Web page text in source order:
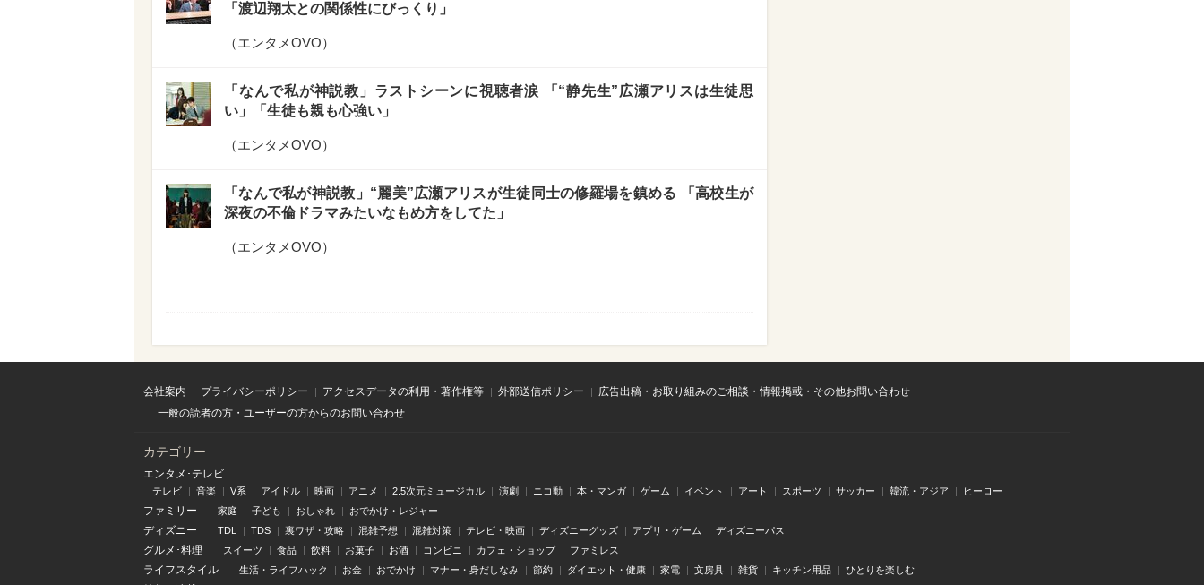
「渡辺翔太との関係性にびっくり」
（エンタメOVO）
「なんで私が神説教」ラストシーンに視聴者涙 「“静先生”広瀬アリスは生徒思
い」「生徒も親も心強い」
（エンタメOVO）
「なんで私が神説教」“麗美”広瀬アリスが生徒同士の修羅場を鎮める 「高校生が
深夜の不倫ドラマみたいなもめ方をしてた」
（エンタメOVO）
会社案内 プライバシーポリシー アクセスデータの利用・著作権等 外部送信ポリシー
広告出稿・お取り組みのご相談・情報掲載・その他お問い合わせ
一般の読者の方・ユーザーの方からのお問い合わせ
カテゴリー
エンタメ･テレビ
テレビ 音楽 V系 アイドル 映画 アニメ 2.5次元ミュージカル 演劇 ニコ動 本・マンガ ゲーム イベント アート スポーツ サッカー 韓流・アジア ヒーロー
ファミリー 家庭 子ども おしゃれ おでかけ・レジャー
ディズニー TDL TDS 裏ワザ・攻略 混雑予想 混雑対策 テレビ・映画 ディズニーグッズ アプリ・ゲーム ディズニーパス
グルメ･料理 スイーツ 食品 飲料 お菓子 お酒 コンビニ カフェ・ショップ ファミレス
ライフスタイル 生活・ライフハック お金 おでかけ マナー・身だしなみ 節約 ダイエット・健康 家電 文房具 雑貨 キッチン用品 ひとりを楽しむ